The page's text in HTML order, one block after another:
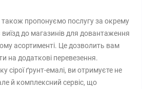
також пропонуємо послугу за окрему
до магазинів для довантаження
асортименті. Це дозволить вам
на додаткові перевезення.
сірої ґрунт-емалі, ви отримуєте не
й комплексний сервіс, що